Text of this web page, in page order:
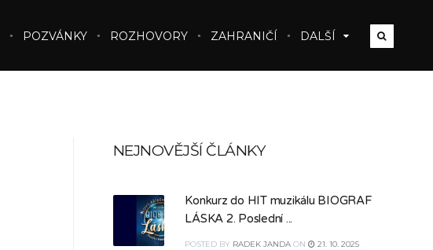
POZVÁNKY ROZHOVORY ZAHRANIČÍ DALŠÍ
NEJNOVĚJŠÍ ČLÁNKY
Konkurz do HIT muzikálu BIOGRAF
LÁSKA 2. Poslední ...
POSTED BY RADEK JANDA ON 21. 10. 2025